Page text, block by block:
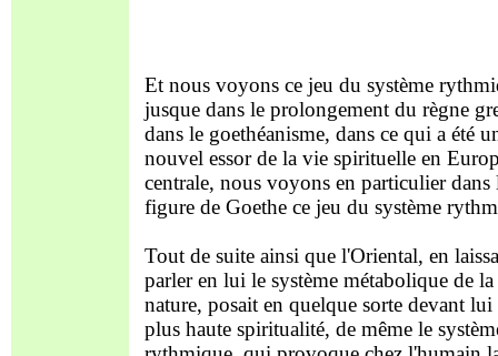
Et nous voyons ce jeu du système
jusque dans le prolongement du règne
dans le goethéanisme, dans ce qui a été
nouvel essor de la vie spirituelle en
centrale, nous voyons en particulier dans
figure de Goethe ce jeu du système
Tout de suite ainsi que l'Oriental, en
parler en lui le système métabolique de la
nature, posait en quelque sorte devant lui
plus haute spiritualité, de même le